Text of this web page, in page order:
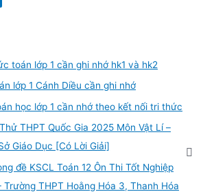
toán lớp 1 cần ghi nhớ hk1 và hk2
lớp 1 Cánh Diều cần ghi nhớ
học lớp 1 cần nhớ theo kết nối tri thức
THPT Quốc Gia 2025 Môn Vật Lí –
Giáo Dục [Có Lời Giải]
đề KSCL Toán 12 Ôn Thi Tốt Nghiệp
Trường THPT Hoằng Hóa 3, Thanh Hóa